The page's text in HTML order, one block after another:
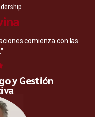
comienza con las
y Gestión